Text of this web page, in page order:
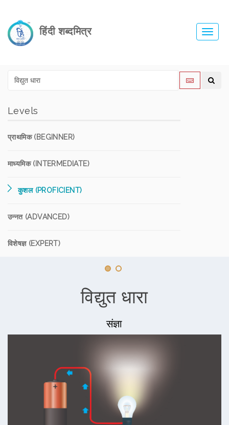
हिंदी शब्दमित्र
Levels
प्राथमिक (BEGINNER)
माध्यमिक (INTERMEDIATE)
कुशल (PROFICIENT)
उन्नत (ADVANCED)
विशेषज्ञ (EXPERT)
विद्युत धारा
संज्ञा